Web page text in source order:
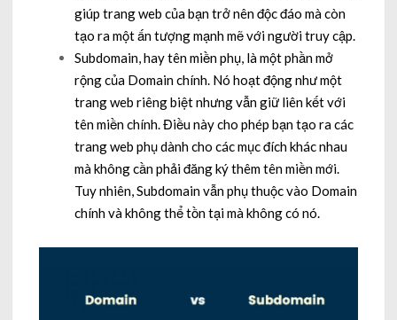
giúp trang web của bạn trở nên độc đáo mà còn
tạo ra một ấn tượng mạnh mẽ với người truy cập.
Subdomain, hay tên miền phụ, là một phần mở
rộng của Domain chính. Nó hoạt động như một
trang web riêng biệt nhưng vẫn giữ liên kết với
tên miền chính. Điều này cho phép bạn tạo ra các
trang web phụ dành cho các mục đích khác nhau
mà không cần phải đăng ký thêm tên miền mới.
Tuy nhiên, Subdomain vẫn phụ thuộc vào Domain
chính và không thể tồn tại mà không có nó.